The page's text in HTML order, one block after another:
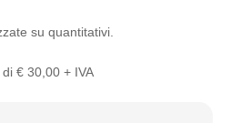
su quantitativi.
€ 30,00 + IVA